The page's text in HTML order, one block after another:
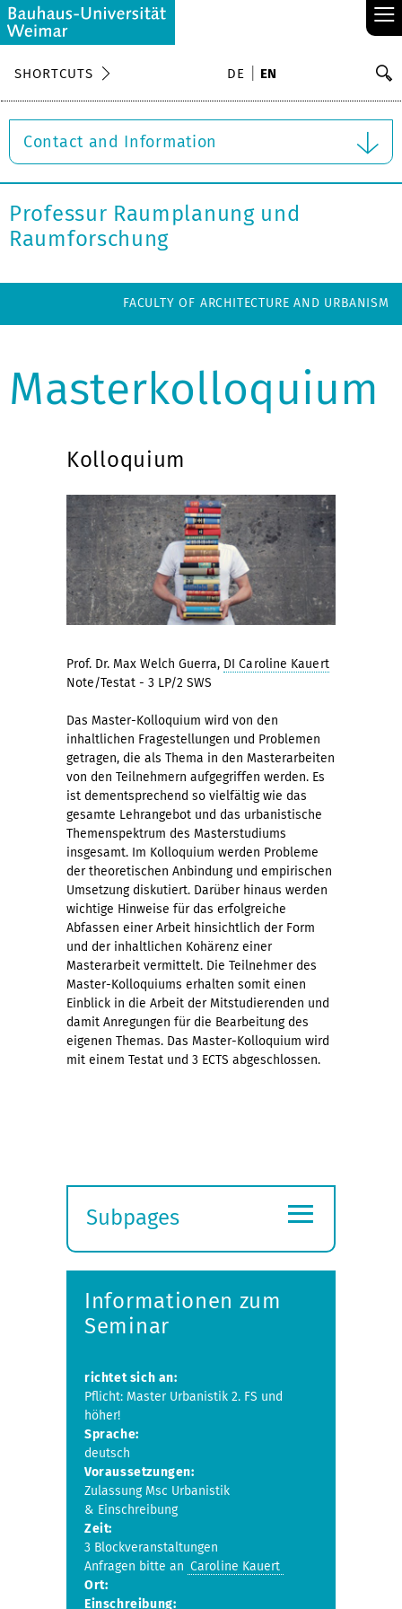
≡
SHORTCUTS DE EN
Contact and Information
Professur Raumplanung und
Raumforschung
FACULTY OF ARCHITECTURE AND URBANISM
Masterkolloquium
Kolloquium
Prof. Dr. Max Welch Guerra, DI Caroline Kauert
Note/Testat - 3 LP/2 SWS
Das Master-Kolloquium wird von den
inhaltlichen Fragestellungen und Problemen
getragen, die als Thema in den Masterarbeiten
von den Teilnehmern aufgegriffen werden. Es
ist dementsprechend so vielfältig wie das
gesamte Lehrangebot und das urbanistische
Themenspektrum des Masterstudiums
insgesamt. Im Kolloquium werden Probleme
der theoretischen Anbindung und empirischen
Umsetzung diskutiert. Darüber hinaus werden
wichtige Hinweise für das erfolgreiche
Abfassen einer Arbeit hinsichtlich der Form
und der inhaltlichen Kohärenz einer
Masterarbeit vermittelt. Die Teilnehmer des
Master-Kolloquiums erhalten somit einen
Einblick in die Arbeit der Mitstudierenden und
damit Anregungen für die Bearbeitung des
eigenen Themas. Das Master-Kolloquium wird
mit einem Testat und 3 ECTS abgeschlossen.
Subpages
submenu
≡
Informationen zum
Seminar
richtet sich an:
Pflicht: Master Urbanistik 2. FS und
höher!
Sprache:
deutsch
Voraussetzungen:
Zulassung Msc Urbanistik
& Einschreibung
Zeit:
3 Blockveranstaltungen
Anfragen bitte an Caroline Kauert
Ort:
Einschreibung: